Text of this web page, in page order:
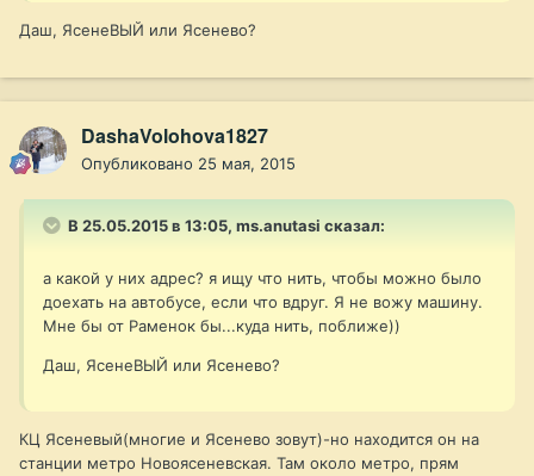
Даш, ЯсенеВЫЙ или Ясенево?
DashaVolohova1827
Опубликовано 25 мая, 2015
В 25.05.2015 в 13:05, ms.anutasi сказал:
а какой у них адрес? я ищу что нить, чтобы можно было
доехать на автобусе, если что вдруг. Я не вожу машину.
Мне бы от Раменок бы...куда нить, поближе))
Даш, ЯсенеВЫЙ или Ясенево?
КЦ Ясеневый(многие и Ясенево зовут)-но находится он на
станции метро Новоясеневская. Там около метро, прям